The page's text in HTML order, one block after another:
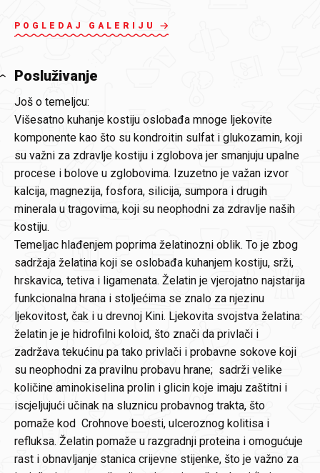
POGLEDAJ GALERIJU
Posluživanje
Još o temeljcu:
Višesatno kuhanje kostiju oslobađa mnoge ljekovite
komponente kao što su kondroitin sulfat i glukozamin, koji
su važni za zdravlje kostiju i zglobova jer smanjuju upalne
procese i bolove u zglobovima. Izuzetno je važan izvor
kalcija, magnezija, fosfora, silicija, sumpora i drugih
minerala u tragovima, koji su neophodni za zdravlje naših
kostiju.
Temeljac hlađenjem poprima želatinozni oblik. To je zbog
sadržaja želatina koji se oslobađa kuhanjem kostiju, srži,
hrskavica, tetiva i ligamenata. Želatin je vjerojatno najstarija
funkcionalna hrana i stoljećima se znalo za njezinu
ljekovitost, čak i u drevnoj Kini. Ljekovita svojstva želatina:
želatin je je hidrofilni koloid, što znači da privlači i
zadržava tekućinu pa tako privlači i probavne sokove koji
su neophodni za pravilnu probavu hrane; sadrži velike
količine aminokiselina prolin i glicin koje imaju zaštitni i
iscjeljujući učinak na sluznicu probavnog trakta, što
pomaže kod Crohnove boesti, ulceroznog kolitisa i
refluksa. Želatin pomaže u razgradnji proteina i omogućuje
rast i obnavljanje stanica crijevne stijenke, što je važno za